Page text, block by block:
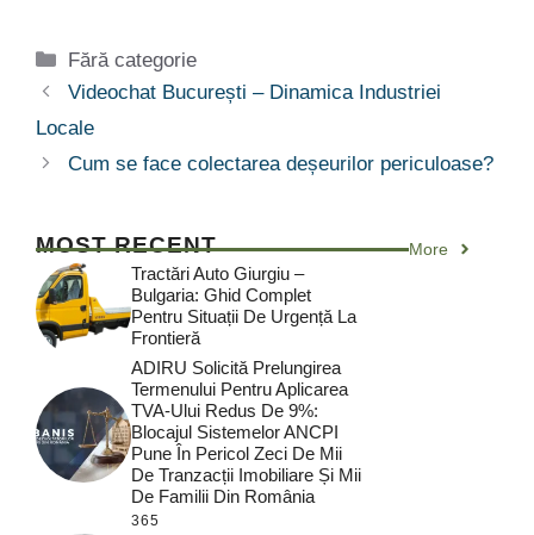
Categorii
Fără categorie
Videochat București – Dinamica Industriei
Locale
Cum se face colectarea deșeurilor periculoase?
MOST RECENT More
Tractări Auto Giurgiu –
Bulgaria: Ghid Complet
Pentru Situații De Urgență La
Frontieră
ADIRU Solicită Prelungirea
Termenului Pentru Aplicarea
TVA-Ului Redus De 9%:
Blocajul Sistemelor ANCPI
Pune În Pericol Zeci De Mii
De Tranzacții Imobiliare Și Mii
De Familii Din România
365